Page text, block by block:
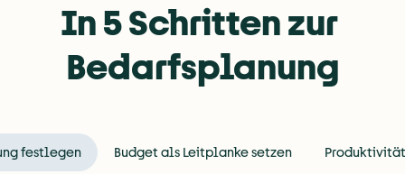
In 5 Schritten zur
Bedarfsplanung
festlegen Budget als Leitplanke setzen